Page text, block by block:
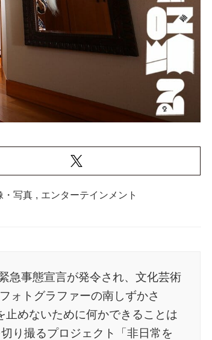
・写真 , エンターテインメント
急事態宣言が発令され、文化芸術
ォトグラファーの南しずかさ
めないために何かできることは
り撮るプロジェクト「非日常を